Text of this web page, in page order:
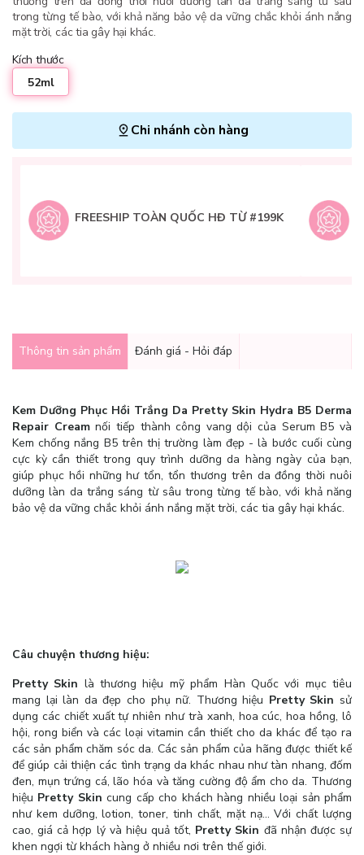
trong từng tế bào, với khả năng bảo vệ da vững chắc khỏi ánh nắng
mặt trời, các tia gây hại khác.
Kích thước
52ml
Chi nhánh còn hàng
FREESHIP TOÀN QUỐC HĐ TỪ #199K
Thông tin sản phẩm Đánh giá - Hỏi đáp
Kem Dưỡng Phục Hồi Trắng Da Pretty Skin Hydra B5 Derma
Repair Creamnối tiếp thành công vang dội của Serum B5 và
Kem chống nắng B5 trên thị trường làm đẹp - là bước cuối cùng
cực kỳ cần thiết trong quy trình dưỡng da hàng ngày của bạn,
giúp phục hồi những hư tổn, tổn thương trên da đồng thời nuôi
dưỡng làn da trắng sáng từ sâu trong từng tế bào, với khả năng
bảo vệ da vững chắc khỏi ánh nắng mặt trời, các tia gây hại khác.
Câu chuyện thương hiệu:
Pretty Skin là thương hiệu mỹ phẩm Hàn Quốc với mục tiêu
mang lại làn da đẹp cho phụ nữ. Thương hiệu Pretty Skin sử
dụng các chiết xuất tự nhiên như trà xanh, hoa cúc, hoa hồng, lô
hội, rong biển và các loại vitamin cần thiết cho da khác để tạo ra
các sản phẩm chăm sóc da. Các sản phẩm của hãng được thiết kế
để giúp cải thiện các tình trạng da khác nhau như tàn nhang, đốm
đen, mụn trứng cá, lão hóa và tăng cường độ ẩm cho da. Thương
hiệu Pretty Skin cung cấp cho khách hàng nhiều loại sản phẩm
như kem dưỡng, lotion, toner, tinh chất, mặt nạ... Với chất lượng
cao, giá cả hợp lý và hiệu quả tốt, Pretty Skin đã nhận được sự
khen ngợi từ khách hàng ở nhiều nơi trên thế giới.